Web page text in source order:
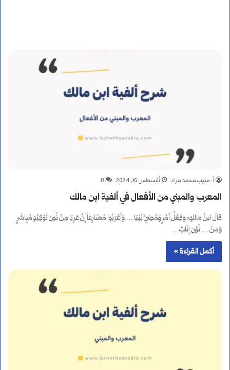
أ. منيب محمد مراد أغسطس 16, 2024 0
المعرب والمبني من الأفعال في ألفية ابن مالك
قالَ ابنُ مالكٍ: وفِعْلُ أَمْرٍ وَمُضِيٍّ بُنِيَا … وَأَعْرَبُوا مُضَارِعاً إِنْ عَرِيَا مِنْ نُونِ تَوْكِيْدٍ مُبِاشَرٍ
وَمِنْ … نُوْنِ إِنَاثٍ…
أكمل القراءة »